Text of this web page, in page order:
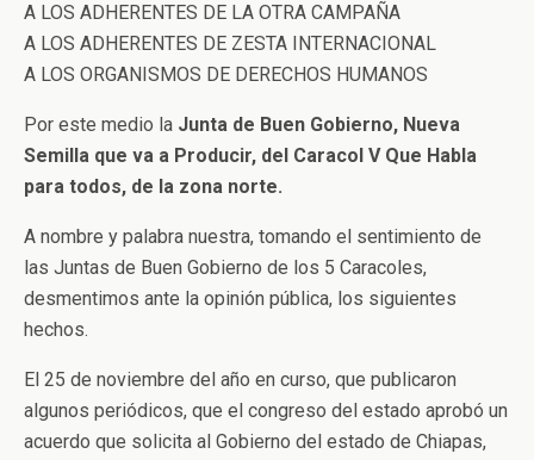
A LOS ADHERENTES DE LA OTRA CAMPAÑA
A LOS ADHERENTES DE ZESTA INTERNACIONAL
A LOS ORGANISMOS DE DERECHOS HUMANOS
Por este medio la Junta de Buen Gobierno, Nueva
Semilla que va a Producir, del Caracol V Que Habla
para todos, de la zona norte.
A nombre y palabra nuestra, tomando el sentimiento de
las Juntas de Buen Gobierno de los 5 Caracoles,
desmentimos ante la opinión pública, los siguientes
hechos.
El 25 de noviembre del año en curso, que publicaron
algunos periódicos, que el congreso del estado aprobó un
acuerdo que solicita al Gobierno del estado de Chiapas,